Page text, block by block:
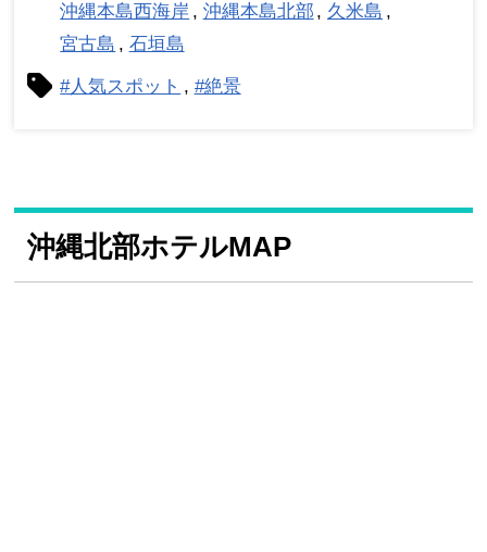
沖縄本島西海岸
沖縄本島北部
久米島
宮古島
石垣島
#人気スポット #絶景
沖縄北部ホテルMAP